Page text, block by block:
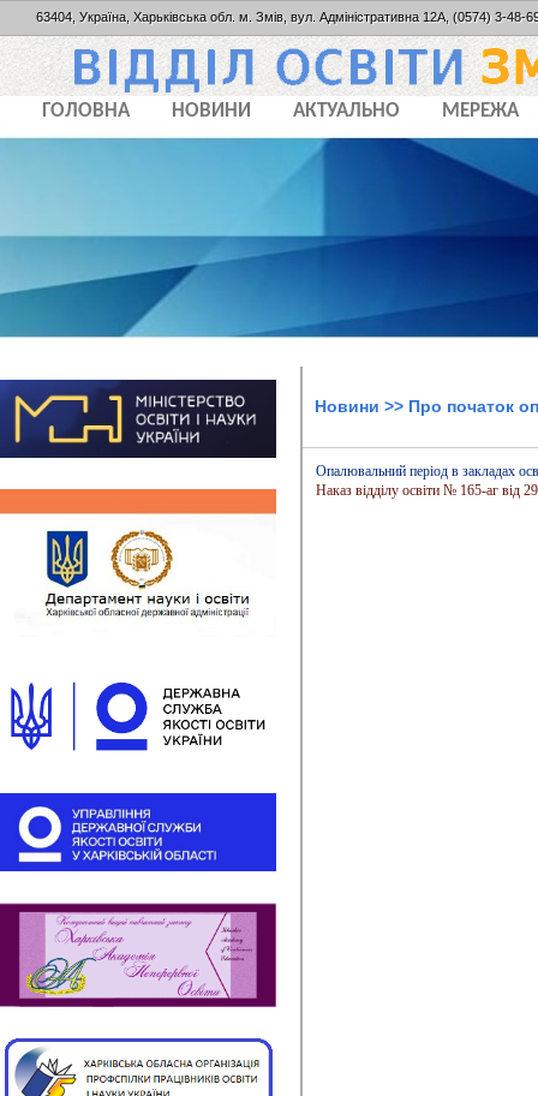
63404, Україна, Харьківська обл. м. Змів, вул. Адміністративна 12А, (0574) 3-48-
ГОЛОВНА НОВИНИ АКТУАЛЬНО МЕРЕЖА
Новини >> Про початок
Опалювальний період в закладах
Наказ відділу освіти № 165-аг від